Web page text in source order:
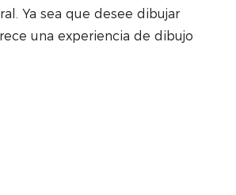
Ya sea que desee dibujar
una experiencia de dibujo